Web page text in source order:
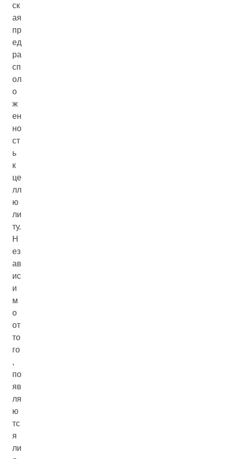
ск
ая
пр
ед
ра
сп
ол
о
ж
ен
но
ст
ь
к
це
лл
ю
ли
ту.
Н
ез
ав
ис
и
м
о
от
то
го
,
по
яв
ля
ю
тс
я
ли